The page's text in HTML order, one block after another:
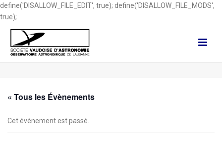
define('DISALLOW_FILE_EDIT', true); define('DISALLOW_FILE_MODS',
true);
« Tous les Évènements
Cet évènement est passé.